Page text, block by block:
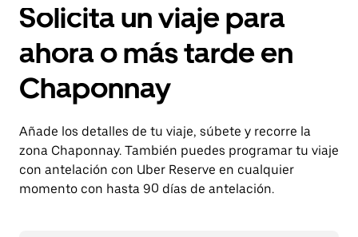
Solicita un viaje para
ahora o más tarde en
Chaponnay
Añade los detalles de tu viaje, súbete y recorre la
zona Chaponnay. También puedes programar tu viaje
con antelación con Uber Reserve en cualquier
momento con hasta 90 días de antelación.